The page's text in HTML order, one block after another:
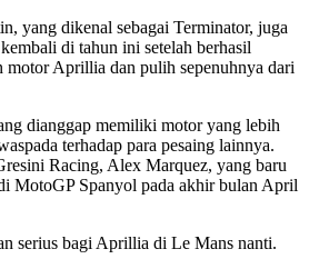
yang dikenal sebagai Terminator, juga
di tahun ini setelah berhasil
motor Aprillia dan pulih sepenuhnya dari
dianggap memiliki motor yang lebih
terhadap para pesaing lainnya.
Racing, Alex Marquez, yang baru
MotoGP Spanyol pada akhir bulan April
serius bagi Aprillia di Le Mans nanti.